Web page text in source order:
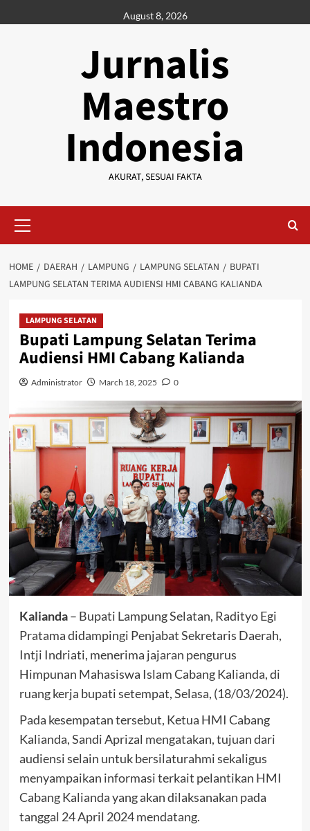
to
August 8, 2026
Jurnalis
Maestro
Indonesia
AKURAT, SESUAI FAKTA
Menu
HOME DAERAH LAMPUNG LAMPUNG SELATAN
BUPATI
LAMPUNG SELATAN TERIMA AUDIENSI HMI CABANG KALIANDA
LAMPUNG SELATAN
Bupati Lampung Selatan Terima
Audiensi HMI Cabang Kalianda
Administrator March 18, 2025 0
Kalianda– Bupati Lampung Selatan, Radityo Egi
Pratama didampingi Penjabat Sekretaris Daerah,
Intji Indriati, menerima jajaran pengurus
Himpunan Mahasiswa Islam Cabang Kalianda, di
ruang kerja bupati setempat, Selasa, (18/03/2024).
Pada kesempatan tersebut, Ketua HMI Cabang
Kalianda, Sandi Aprizal mengatakan, tujuan dari
audiensi selain untuk bersilaturahmi sekaligus
menyampaikan informasi terkait pelantikan HMI
Cabang Kalianda yang akan dilaksanakan pada
tanggal 24 April 2024 mendatang.